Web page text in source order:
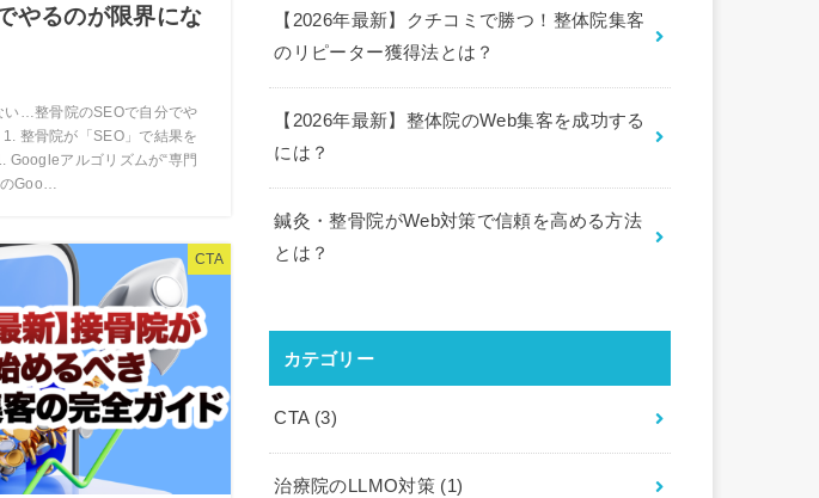
やるのが限界にな
い…整骨院のSEOで自分でや
整骨院が「SEO」で結果を
Googleアルゴリズムが“専門
Goo…
CTA
【2026年最新】クチコミで勝つ！整体院集客
のリピーター獲得法とは？
【2026年最新】整体院のWeb集客を成功する
には？
鍼灸・整骨院がWeb対策で信頼を高める方法
とは？
カテゴリー
CTA (3)
治療院のLLMO対策 (1)